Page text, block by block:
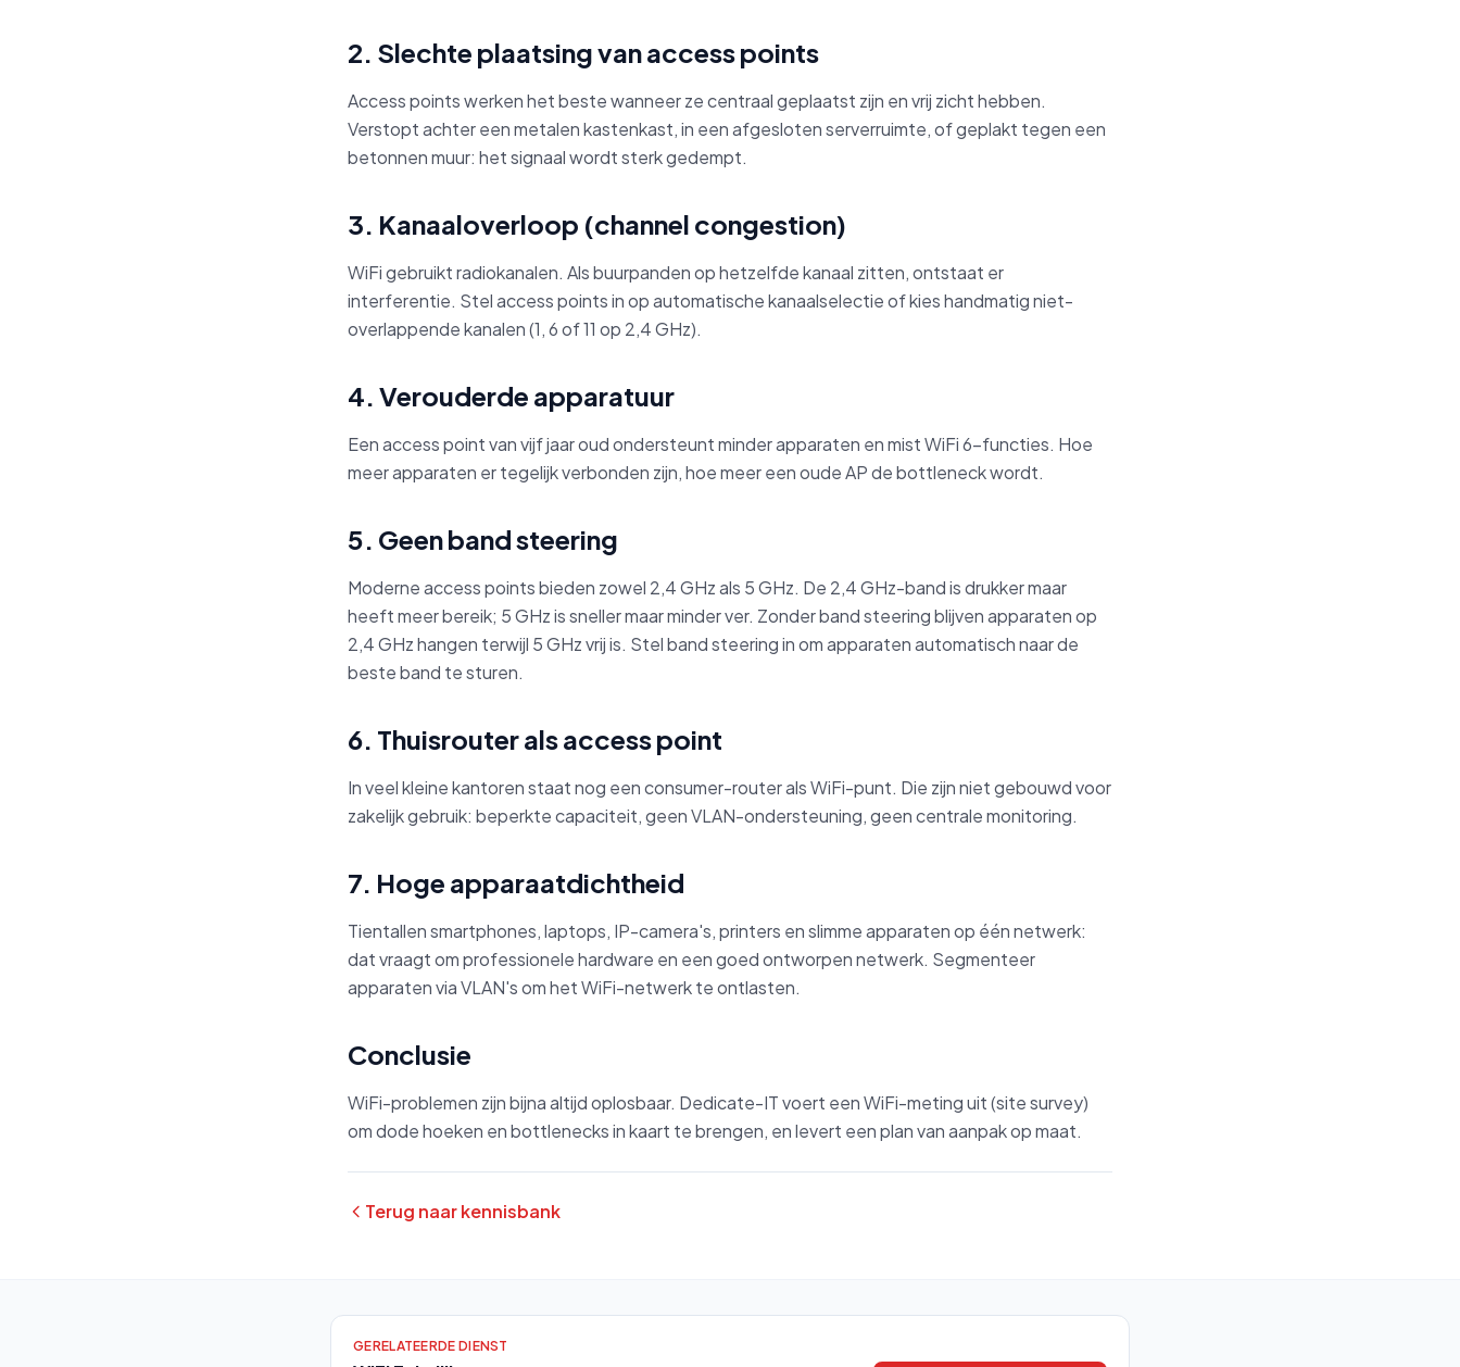
2. Slechte plaatsing van access points
Access points werken het beste wanneer ze centraal geplaatst zijn en vrij zicht hebben.
Verstopt achter een metalen kastenkast, in een afgesloten serverruimte, of geplakt tegen een
betonnen muur: het signaal wordt sterk gedempt.
3. Kanaaloverloop (channel congestion)
WiFi gebruikt radiokanalen. Als buurpanden op hetzelfde kanaal zitten, ontstaat er
interferentie. Stel access points in op automatische kanaalselectie of kies handmatig niet-
overlappende kanalen (1, 6 of 11 op 2,4 GHz).
4. Verouderde apparatuur
Een access point van vijf jaar oud ondersteunt minder apparaten en mist WiFi 6-functies. Hoe
meer apparaten er tegelijk verbonden zijn, hoe meer een oude AP de bottleneck wordt.
5. Geen band steering
Moderne access points bieden zowel 2,4 GHz als 5 GHz. De 2,4 GHz-band is drukker maar
heeft meer bereik; 5 GHz is sneller maar minder ver. Zonder band steering blijven apparaten op
2,4 GHz hangen terwijl 5 GHz vrij is. Stel band steering in om apparaten automatisch naar de
beste band te sturen.
6. Thuisrouter als access point
In veel kleine kantoren staat nog een consumer-router als WiFi-punt. Die zijn niet gebouwd voor
zakelijk gebruik: beperkte capaciteit, geen VLAN-ondersteuning, geen centrale monitoring.
7. Hoge apparaatdichtheid
Tientallen smartphones, laptops, IP-camera's, printers en slimme apparaten op één netwerk:
dat vraagt om professionele hardware en een goed ontworpen netwerk. Segmenteer
apparaten via VLAN's om het WiFi-netwerk te ontlasten.
Conclusie
WiFi-problemen zijn bijna altijd oplosbaar. Dedicate-IT voert een WiFi-meting uit (site survey)
om dode hoeken en bottlenecks in kaart te brengen, en levert een plan van aanpak op maat.
Terug naar kennisbank
GERELATEERDE DIENST